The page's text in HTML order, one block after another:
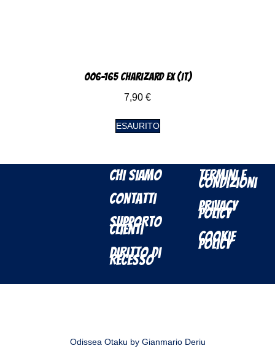
006-165 Charizard EX (IT)
7,90 €
ESAURITO
Chi Siamo
Contatti
Supporto
Clienti
Diritto di
Recesso
Termini e
Condizioni
Privacy
Policy
Cookie
Policy
Odissea Otaku by Gianmario Deriu